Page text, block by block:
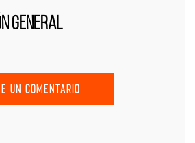
GENERAL
UN COMENTARIO